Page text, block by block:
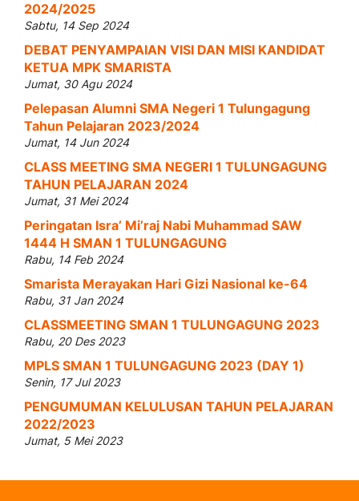
2024/2025
Sabtu, 14 Sep 2024
DEBAT PENYAMPAIAN VISI DAN MISI KANDIDAT
KETUA MPK SMARISTA
Jumat, 30 Agu 2024
Pelepasan Alumni SMA Negeri 1 Tulungagung
Tahun Pelajaran 2023/2024
Jumat, 14 Jun 2024
CLASS MEETING SMA NEGERI 1 TULUNGAGUNG
TAHUN PELAJARAN 2024
Jumat, 31 Mei 2024
Peringatan Isra’ Mi’raj Nabi Muhammad SAW
1444 H SMAN 1 TULUNGAGUNG
Rabu, 14 Feb 2024
Smarista Merayakan Hari Gizi Nasional ke-64
Rabu, 31 Jan 2024
CLASSMEETING SMAN 1 TULUNGAGUNG 2023
Rabu, 20 Des 2023
MPLS SMAN 1 TULUNGAGUNG 2023 (DAY 1)
Senin, 17 Jul 2023
PENGUMUMAN KELULUSAN TAHUN PELAJARAN
2022/2023
Jumat, 5 Mei 2023